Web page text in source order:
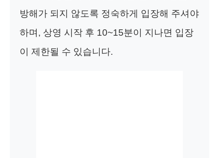
방해가 되지 않도록 정숙하게 입장해 주셔야
하며, 상영 시작 후 10~15분이 지나면 입장
이 제한될 수 있습니다.